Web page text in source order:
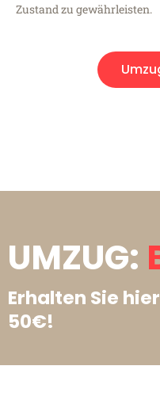
Zustand zu gewährleisten.
UMZUG:
Erhalten Sie
50€!